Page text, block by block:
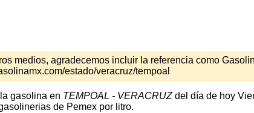
medios, agradecemos incluir la referencia como
estado/veracruz/tempoal
gasolina en TEMPOAL - VERACRUZdel día de hoy
de Pemex por litro.